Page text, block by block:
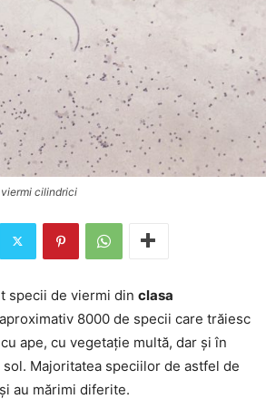
cilindrici
specii de viermi din clasa
8000 de specii care trăiesc
ape, cu vegetație multă, dar și în
Majoritatea speciilor de astfel de
au mărimi diferite.